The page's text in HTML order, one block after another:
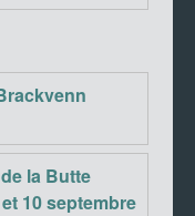
la Butte
10 septembre